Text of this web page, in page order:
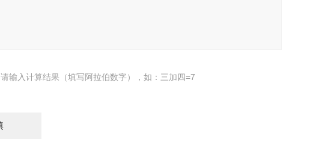
请输入计算结果（填写阿拉伯数字），如：三加四=7